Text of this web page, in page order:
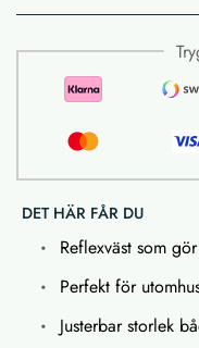
DET HÄR FÅR DU
Reflexväst som
Perfekt för
Justerbar storlek